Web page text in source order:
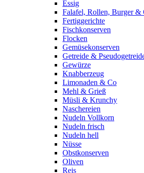
Essig
Falafel, Rollen, Burger &
Fertiggerichte
Fischkonserven
Flocken
Gemüsekonserven
Getreide &
Gewürze
Knabberzeug
Limonaden & Co
Mehl & Grieß
Müsli & Krunchy
Naschereien
Nudeln Vollkorn
Nudeln frisch
Nudeln hell
Nüsse
Obstkonserven
Oliven
Reis